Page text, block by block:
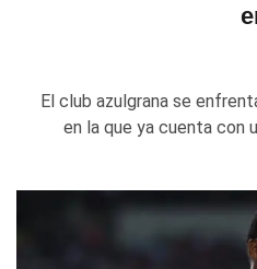
El club azulgrana se
en la que ya cuenta con